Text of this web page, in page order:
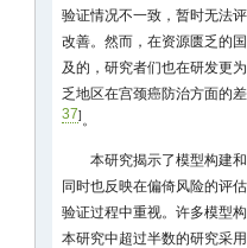
验证情况不一致，暂时无法
改善。然而，在资源匮乏的
及的，研究者们也在研发更
乏地区在宫颈癌防治方面的
37]。
本研究揭示了模型构建
同时也反映在偏倚风险的评
验证过程中重视。许多模型
本研究中超过半数的研究采